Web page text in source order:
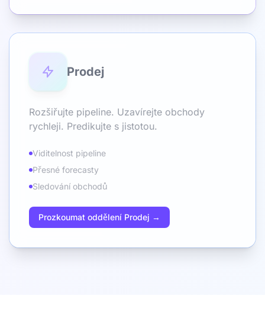
Prodej
Rozšiřujte pipeline. Uzavírejte obchody
rychleji. Predikujte s jistotou.
Viditelnost pipeline
Přesné forecasty
Sledování obchodů
Prozkoumat oddělení Prodej →